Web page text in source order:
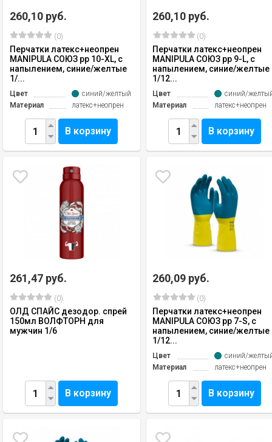
260,10 руб.
(0)
Перчатки латекс+неопрен
MANIPULA СОЮЗ рр 10-XL, с
напылением, синие/желтые
1/...
Цвет
синий/желтый
Материал
латекс+неопрен
В корзину
260,10 руб.
(0)
Перчатки латекс+неопрен
MANIPULA СОЮЗ рр 9-L, с
напылением, синие/желтые
1/12...
Цвет
синий/
Материал
латекс+неопрен
В корзину
261,47 руб.
(0)
ОЛД СПАЙС дезодор. спрей
150мл ВОЛФТОРН для
мужчин 1/6
В корзину
260,09 руб.
(0)
Перчатки латекс+неопрен
MANIPULA СОЮЗ рр 7-S, с
напылением, синие/желтые
1/12...
Цвет
синий/
Материал
латекс+неопрен
В корзину